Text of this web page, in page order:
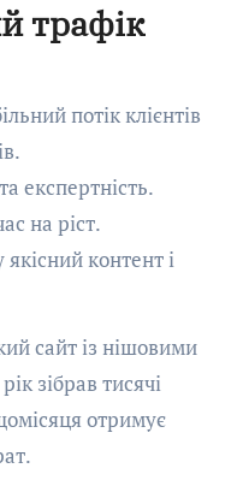
трафік
потік клієнтів
експертність.
на ріст.
контент і
сайт із нішовими
зібрав тисячі
отримує